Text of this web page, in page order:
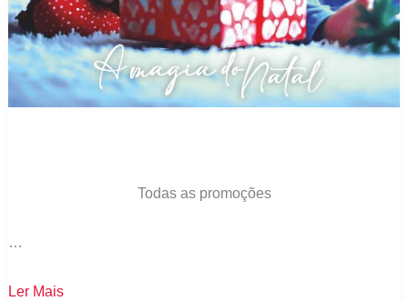
Todas as promoções
…
Folheto
Ler Mais